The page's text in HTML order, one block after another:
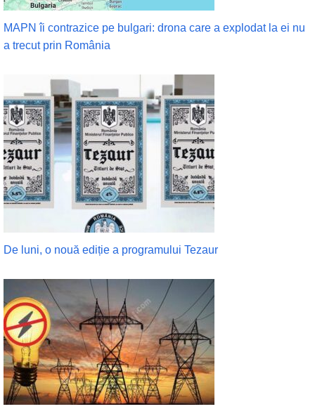
MAPN îi contrazice pe bulgari: drona care a explodat la ei nu
a trecut prin România
De luni, o nouă ediție a programului Tezaur